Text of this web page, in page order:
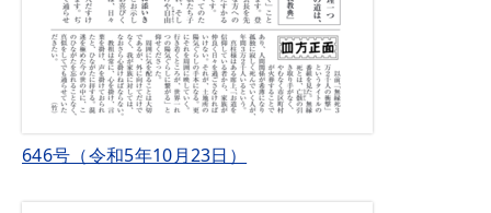
646号（令和5年10月23日）